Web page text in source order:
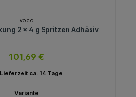
Voco
2 x 4 g Spritzen Adhäsiv
101,69 €
Lieferzeit ca. 14 Tage
Variante